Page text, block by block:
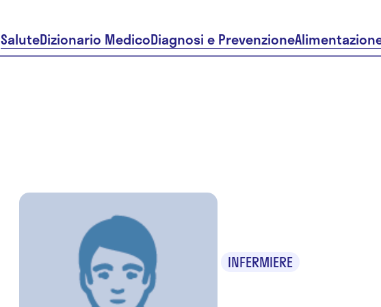
SaluteDizionario MedicoDiagnosi e Prevenzione
INFERMIERE